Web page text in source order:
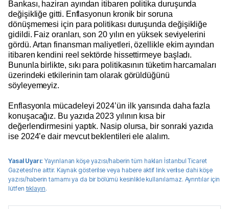
Bankası, haziran ayından itibaren politika duruşunda
değişikliğe gitti. Enflasyonun kronik bir soruna
dönüşmemesi için para politikası duruşunda değişikliğe
gidildi. Faiz oranları, son 20 yılın en yüksek seviyelerini
gördü. Artan finansman maliyetleri, özellikle ekim ayından
itibaren kendini reel sektörde hissettirmeye başladı.
Bununla birlikte, sıkı para politikasının tüketim harcamaları
üzerindeki etkilerinin tam olarak görüldüğünü
söyleyemeyiz.
Enflasyonla mücadeleyi 2024’ün ilk yarısında daha fazla
konuşacağız. Bu yazıda 2023 yılının kısa bir
değerlendirmesini yaptık. Nasip olursa, bir sonraki yazıda
ise 2024’e dair mevcut beklentileri ele alalım.
Yasal Uyarı: Yayınlanan köşe yazısı/haberin tüm haklarıİstanbul Ticaret
Gazetesi'ne aittir. Kaynak gösterilse veya habere aktif link verilse dahi köşe
yazısı/haberin tamamı ya da bir bölümü kesinlikle kullanılamaz. Ayrıntılar için
lütfen tıklayın.